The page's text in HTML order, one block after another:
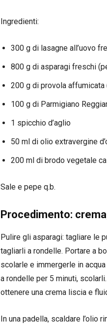
Ingredienti:
300 g di lasagne all’uovo
800 g di asparagi freschi
200 g di provola affumicata
100 g di Parmigiano
1 spicchio d’aglio
50 ml di olio extravergine
200 ml di brodo vegetale
Sale e pepe q.b.
Procedimento:
Pulire gli asparagi: tagliare le
tagliarli a rondelle. Portare a
scolarle e immergerle in
a rondelle per 5 minuti,
ottenere una crema liscia e
In una padella, scaldare l’olio